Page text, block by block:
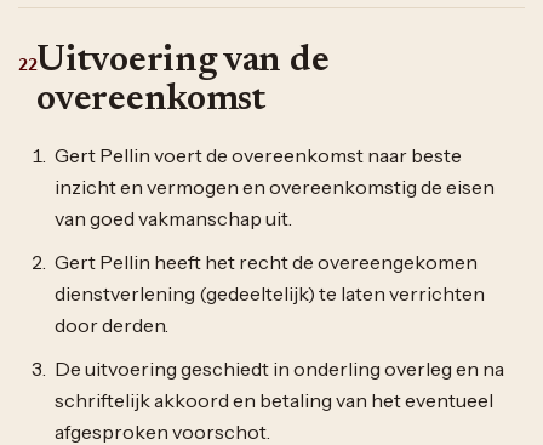
22Uitvoering van de
overeenkomst
Gert Pellin voert de overeenkomst naar beste
inzicht en vermogen en overeenkomstig de eisen
van goed vakmanschap uit.
Gert Pellin heeft het recht de overeengekomen
dienstverlening (gedeeltelijk) te laten verrichten
door derden.
De uitvoering geschiedt in onderling overleg en na
schriftelijk akkoord en betaling van het eventueel
afgesproken voorschot.